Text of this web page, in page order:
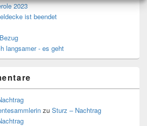
2023
ist beendet
langsamer - es geht
zu Sturz – Nachtrag